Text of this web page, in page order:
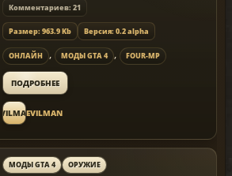
Комментариев: 21
Размер: 963.9 Kb Версия: 0.2 alpha
ОНЛАЙН , МОДЫ GTA 4 , FOUR-MP
ПОДРОБНЕЕ
EVILMANEVILMAN
МОДЫ GTA 4 ОРУЖИЕ